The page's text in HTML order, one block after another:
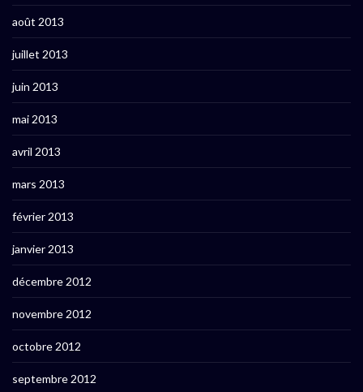
août 2013
juillet 2013
juin 2013
mai 2013
avril 2013
mars 2013
février 2013
janvier 2013
décembre 2012
novembre 2012
octobre 2012
septembre 2012